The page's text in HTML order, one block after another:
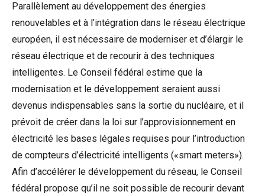
Parallèlement au développement des énergies
renouvelables et à l’intégration dans le réseau électrique
européen, il est nécessaire de moderniser et d’élargir le
réseau électrique et de recourir à des techniques
intelligentes. Le Conseil fédéral estime que la
modernisation et le développement seraient aussi
devenus indispensables sans la sortie du nucléaire, et il
prévoit de créer dans la loi sur l’approvisionnement en
électricité les bases légales requises pour l’introduction
de compteurs d’électricité intelligents («smart meters»).
Afin d’accélérer le développement du réseau, le Conseil
fédéral propose qu’il ne soit possible de recourir devant